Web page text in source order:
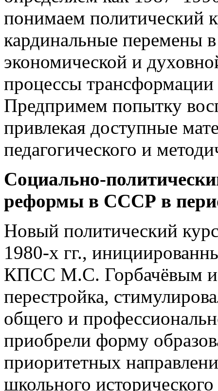
понимаем политический
кардинальные перемены
экономической и
процессы трансформации
Предпримем попытку
привлекая доступные
педагогического и
Социально-
реформы в СССР в
Новый политический
1980-х гг.,
КПСС М.С. Горбачёвым и
перестройка,
общего и
приобрели форму
приоритетных
школьного